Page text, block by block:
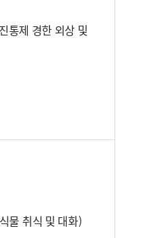
통제 경한 외상 및
물 취식 및 대화)